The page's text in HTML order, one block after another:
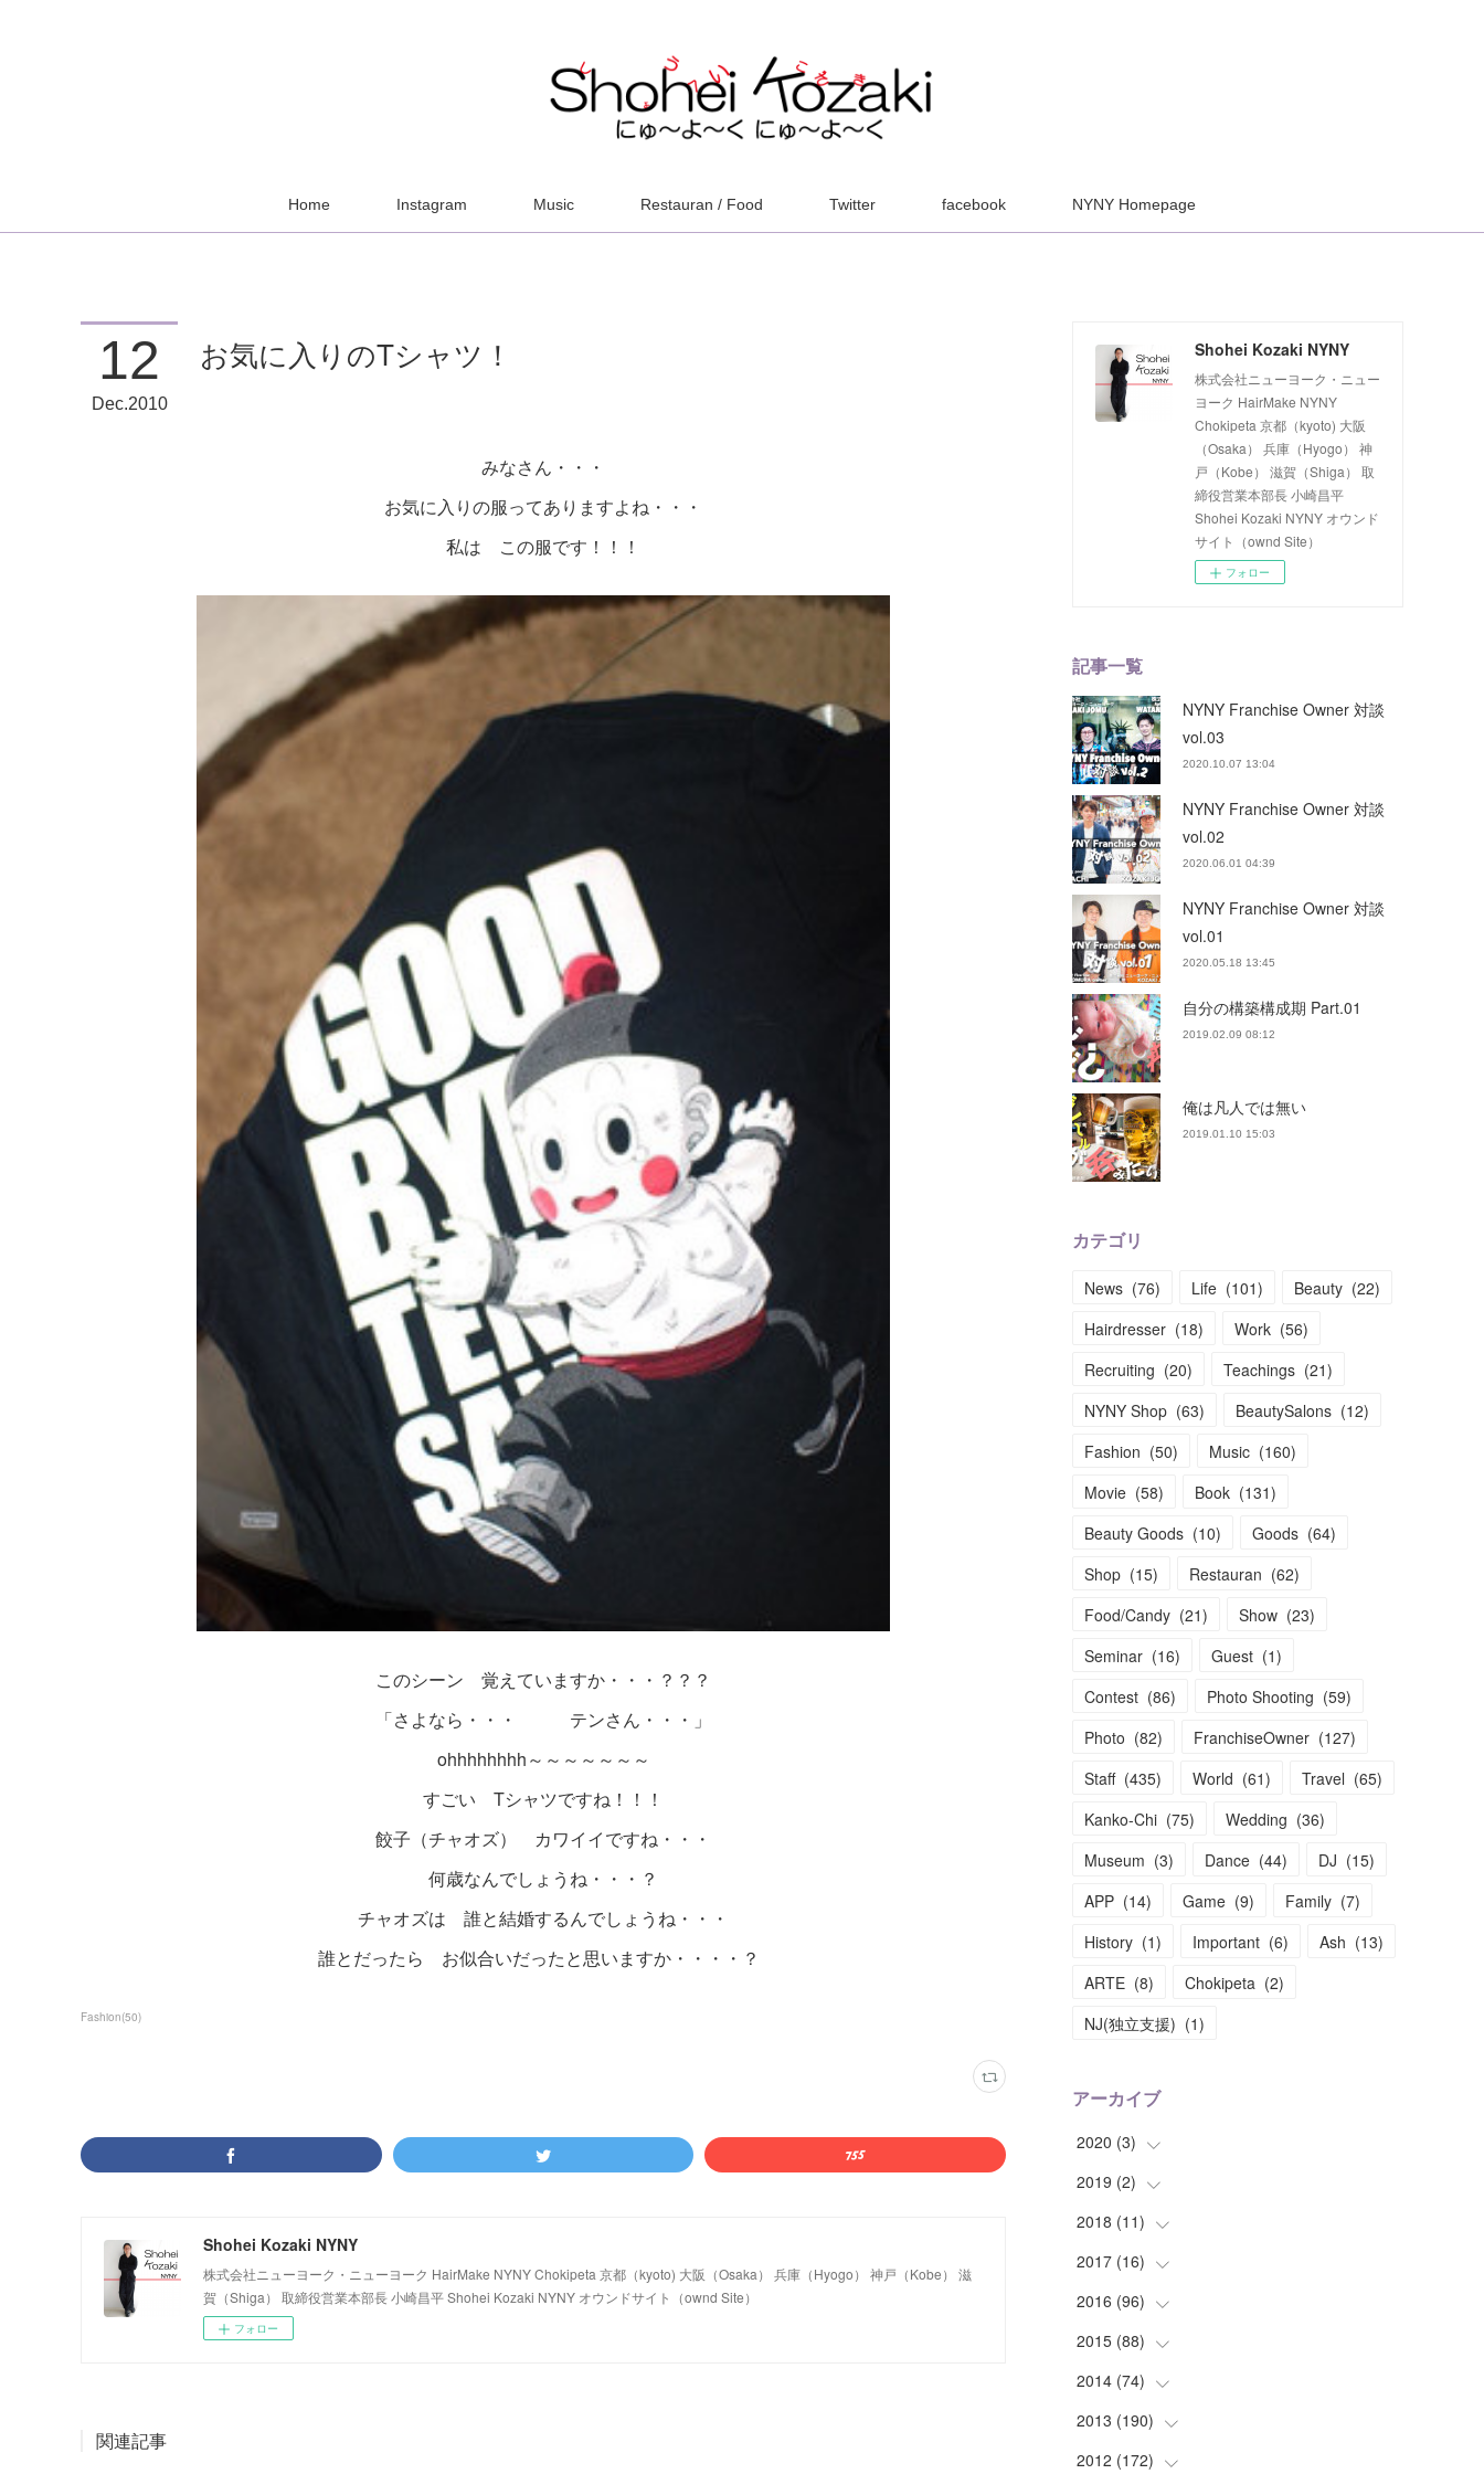
Home Instagram Music Restauran / Food Twitter facebook NYNY Homepage
12
Dec 2010
お気に入りのTシャツ！
みなさん・・・
お気に入りの服ってありますよね・・・
私は この服です！！！
このシーン 覚えていますか・・・？？？
「さよなら・・・ テンさん・・・」
ohhhhhhhh～～～～～～～
すごい Tシャツですね！！！
餃子（チャオズ） カワイイですね・・・
何歳なんでしょうね・・・？
チャオズは 誰と結婚するんでしょうね・・・
誰とだったら お似合いだったと思いますか・・・・？
Fashion(50)
Shohei Kozaki NYNY
株式会社ニューヨーク・ニューヨーク HairMake NYNY Chokipeta 京都（kyoto) 大阪（Osaka） 兵庫（Hyogo） 神戸（Kobe） 滋
賀（Shiga） 取締役営業本部長 小崎昌平 Shohei Kozaki NYNY オウンドサイト（ownd Site）
フォロー
関連記事
Shohei Kozaki NYNY
株式会社ニューヨーク・ニュー
ヨーク HairMake NYNY
Chokipeta 京都（kyoto) 大阪
（Osaka） 兵庫（Hyogo） 神
戸（Kobe） 滋賀（Shiga） 取
締役営業本部長 小崎昌平
Shohei Kozaki NYNY オウンド
サイト（ownd Site）
フォロー
記事一覧
NYNY Franchise Owner 対談
vol.03
2020.10.07 13:04
NYNY Franchise Owner 対談
vol.02
2020.06.01 04:39
NYNY Franchise Owner 対談
vol.01
2020.05.18 13:45
自分の構築構成期 Part.01
2019.02.09 08:12
俺は凡人では無い
2019.01.10 15:03
カテゴリ
News (76) Life (101) Beauty (22)
Hairdresser (18) Work (56)
Recruiting (20) Teachings (21)
NYNY Shop (63) BeautySalons (12)
Fashion (50) Music (160)
Movie (58) Book (131)
Beauty Goods (10) Goods (64)
Shop (15) Restauran (62)
Food/Candy (21) Show (23)
Seminar (16) Guest (1)
Contest (86) Photo Shooting (59)
Photo (82) FranchiseOwner (127)
Staff (435) World (61) Travel (65)
Kanko-Chi (75) Wedding (36)
Museum (3) Dance (44) DJ (15)
APP (14) Game (9) Family (7)
History (1) Important (6) Ash (13)
ARTE (8) Chokipeta (2)
NJ(独立支援) (1)
アーカイブ
2020 (3)
(1
( 1)
(1)
2019 (2)
( 1)
(1)
2018 (11)
(2)
(1)
(1)
(1)
(3)
(2)
2017 (16)
(1)
(2)
(1)
(3)
(1)
2016 (96)
(2)
(5)
(6)
(3)
2015 (88)
(4)
(7)
(6)
2014 (74)
(9)
(14)
2013 (190)
(17)
2012 (172)